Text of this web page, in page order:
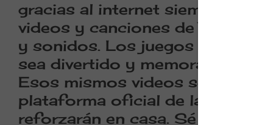
gracias al internet siempre le
videos y canciones de
y sonidos. Los juegos y
sea divertido y memorable.
Esos mismos videos se los
plataforma oficial de la
reforzarán en casa. Sé que no